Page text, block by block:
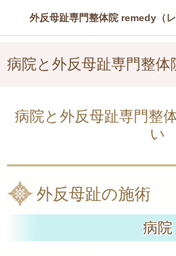
外反母趾専門整体院 remedy（レ
病院と外反母趾専門整
病院と外反母趾専門整
い
外反母趾の施術
病院